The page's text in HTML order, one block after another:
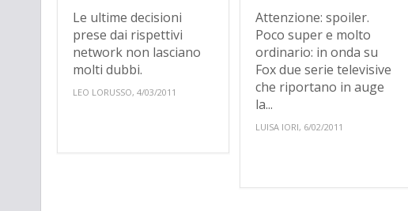
Le ultime decisioni
prese dai rispettivi
network non lasciano
molti dubbi.
LEO LORUSSO, 4/03/2011
Attenzione: spoiler.
Poco super e molto
ordinario: in onda su
Fox due serie televisive
che riportano in auge
la...
LUISA IORI, 6/02/2011